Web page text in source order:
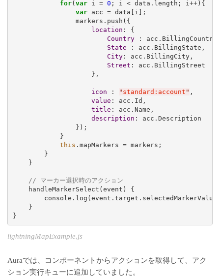
for(var i = 0 ; i < data.length; i++){
var acc = data[i];
                markers.push({
location : {
Country :
State : acc.BillingState,
City: acc.BillingCity,
Street : acc.BillingStreet
                    },
icon : " standard:account " ,
value : acc.Id,
title : acc.Name,
description : acc.Description
                });
            }
this .mapMarkers = markers;
        }
    }
// マーカー選択時のアクション
    handleMarkerSelect(event) {
    }
}
lightningMapExample.js
Auraでは、コンポーネントからアクションを取得して、アク
ション実行キューに追加していました。